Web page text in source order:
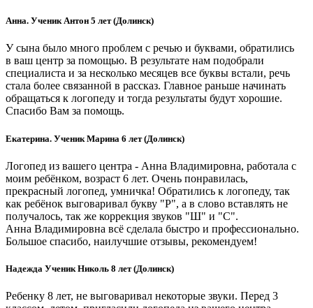
Анна. Ученик Антон 5 лет (Долинск)
У сына было много проблем с речью и буквами, обратились
в ваш центр за помощью. В результате нам подобрали
специалиста и за несколько месяцев все буквы встали, речь
стала более связанной в рассказ. Главное раньше начинать
обращаться к логопеду и тогда результаты будут хорошие.
Спасибо Вам за помощь.
Екатерина. Ученик Марина 6 лет (Долинск)
Логопед из вашего центра - Анна Владимировна, работала с
моим ребёнком, возраст 6 лет. Очень понравилась,
прекрасный логопед, умничка! Обратились к логопеду, так
как ребёнок выговаривал букву "Р", а в слово вставлять не
получалось, так же коррекция звуков "Ш" и "С".
Анна Владимировна всё сделала быстро и профессионально.
Большое спасибо, наилучшие отзывы, рекомендуем!
Надежда Ученик Николь 8 лет (Долинск)
Ребенку 8 лет, не выговаривал некоторые звуки. Перед 3